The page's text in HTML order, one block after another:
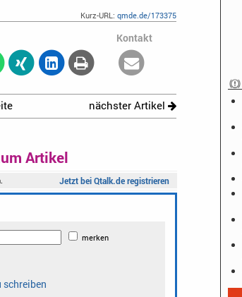
Kurz-URL:qmde.de/173375
Kontakt
nächster Artikel
Artikel